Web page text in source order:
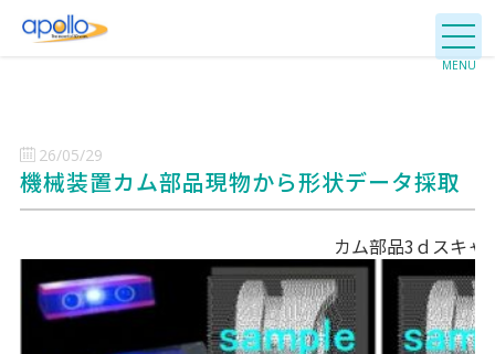
26/05/29
機械装置カム部品現物から形状データ採取
カム部品3ｄスキャ